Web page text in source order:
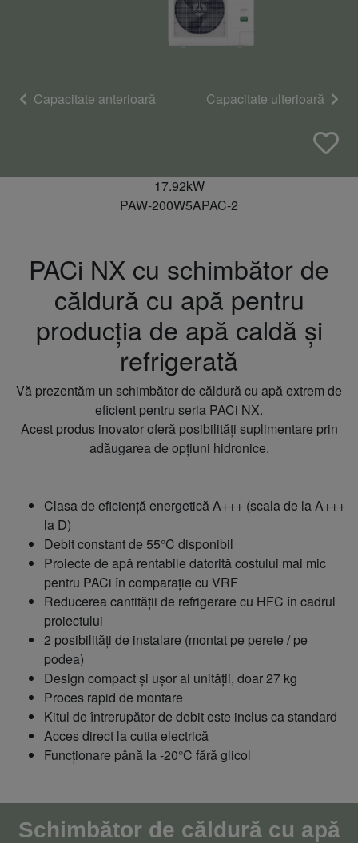
Capacitate anterioară Capacitate ulterioară
17.92kW
PAW-200W5APAC-2
PACi NX cu schimbător de
căldură cu apă pentru
producția de apă caldă și
refrigerată
Vă prezentăm un schimbător de căldură cu apă extrem de
eficient pentru seria PACi NX.
Acest produs inovator oferă posibilități suplimentare prin
adăugarea de opțiuni hidronice.
Clasa de eficiență energetică A+++ (scala de la A+++
la D)
Debit constant de 55°C disponibil
Proiecte de apă rentabile datorită costului mai mic
pentru PACi în comparație cu VRF
Reducerea cantității de refrigerare cu HFC în cadrul
proiectului
2 posibilități de instalare (montat pe perete / pe
podea)
Design compact și ușor al unității, doar 27 kg
Proces rapid de montare
Kitul de întrerupător de debit este inclus ca standard
Acces direct la cutia electrică
Funcționare până la -20°C fără glicol
Schimbător de căldură cu apă